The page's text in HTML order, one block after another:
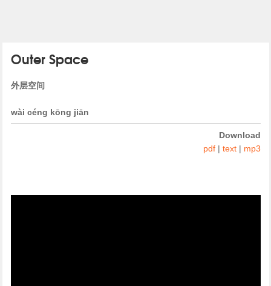
Outer Space
外层空间
wài céng kōng jiān
Download
pdf| text| mp3